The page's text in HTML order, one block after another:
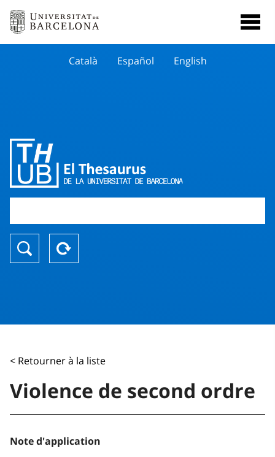
Català Español English
< Retourner à la liste
Violence de second ordre
Note d'application